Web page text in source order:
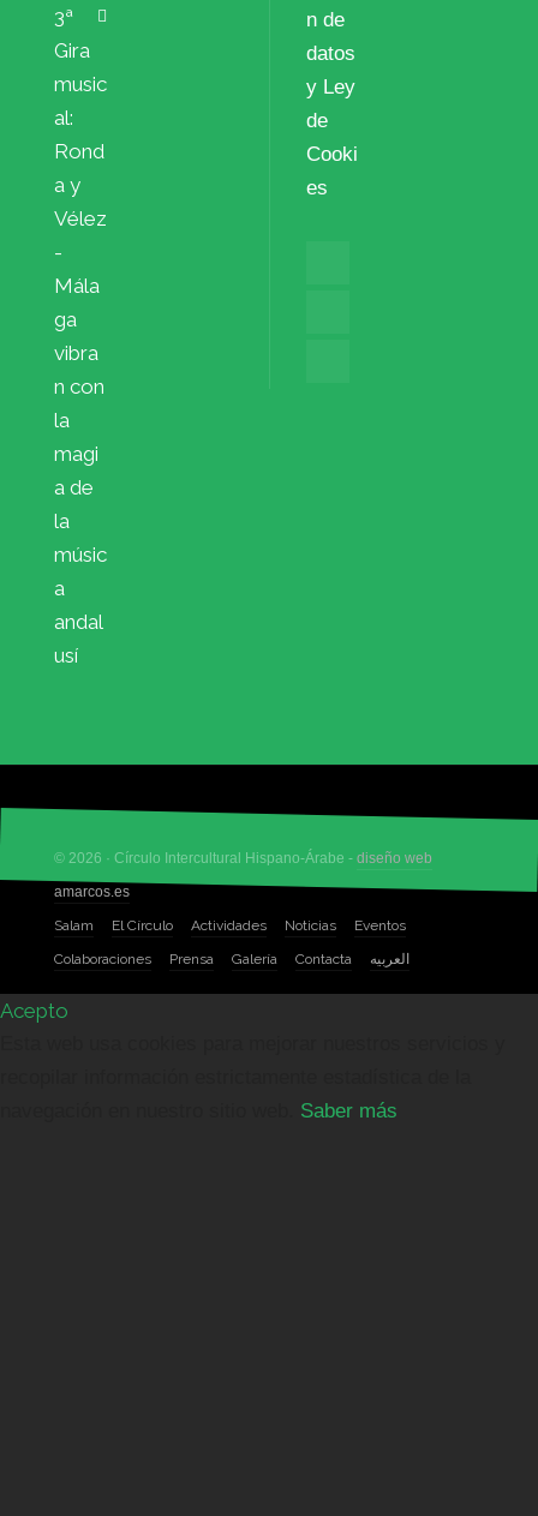
3ª
Gira
music
al:
Rond
a y
Vélez
-
Mála
ga
vibra
n con
la
magi
a de
la
músic
a
andal
usí
n de
datos
y Ley
de
Cooki
es
© 2026 · Círculo Intercultural Hispano-Árabe - diseño web
amarcos.es
Salam
El Círculo Actividades Noticias
Eventos
Colaboraciones
Prensa Galería Contacta العربيه
Acepto
Saber más